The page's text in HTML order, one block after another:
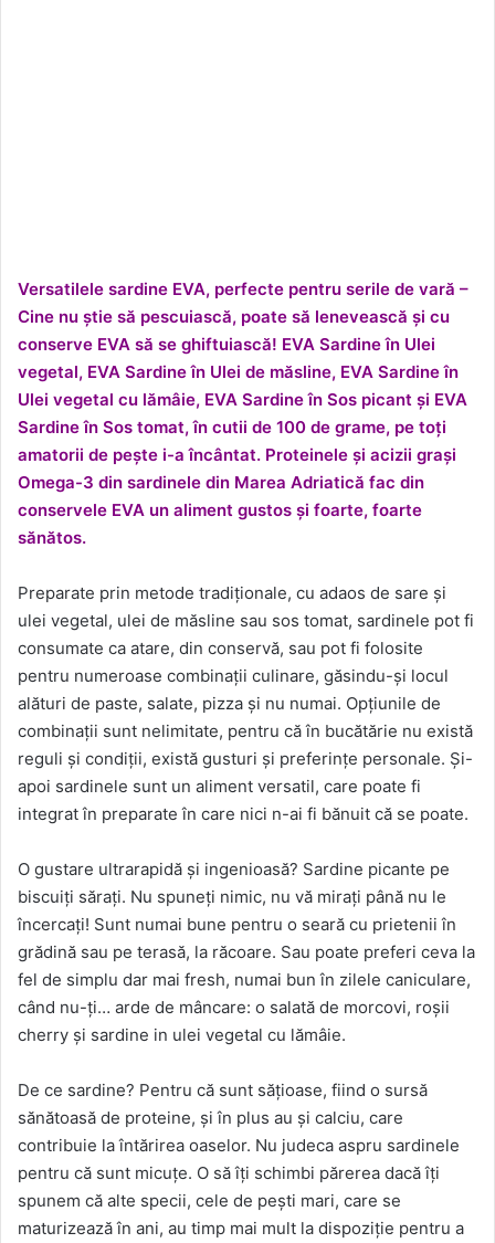
Versatilele sardine EVA, perfecte pentru serile de vară –
Cine nu știe să pescuiască, poate să lenevească și cu
conserve EVA să se ghiftuiască! EVA Sardine în Ulei
vegetal, EVA Sardine în Ulei de măsline, EVA Sardine în
Ulei vegetal cu lămâie, EVA Sardine în Sos picant și EVA
Sardine în Sos tomat, în cutii de 100 de grame, pe toți
amatorii de pește i-a încântat. Proteinele și acizii grași
Omega-3 din sardinele din Marea Adriatică fac din
conservele EVA un aliment gustos și foarte, foarte
sănătos.
Preparate prin metode tradiționale, cu adaos de sare și
ulei vegetal, ulei de măsline sau sos tomat, sardinele pot fi
consumate ca atare, din conservă, sau pot fi folosite
pentru numeroase combinații culinare, găsindu-și locul
alături de paste, salate, pizza și nu numai. Opțiunile de
combinații sunt nelimitate, pentru că în bucătărie nu există
reguli și condiții, există gusturi și preferințe personale. Și-
apoi sardinele sunt un aliment versatil, care poate fi
integrat în preparate în care nici n-ai fi bănuit că se poate.
O gustare ultrarapidă și ingenioasă? Sardine picante pe
biscuiți sărați. Nu spuneți nimic, nu vă mirați până nu le
încercați! Sunt numai bune pentru o seară cu prietenii în
grădină sau pe terasă, la răcoare. Sau poate preferi ceva la
fel de simplu dar mai fresh, numai bun în zilele caniculare,
când nu-ți… arde de mâncare: o salată de morcovi, roșii
cherry și sardine in ulei vegetal cu lămâie.
De ce sardine? Pentru că sunt sățioase, fiind o sursă
sănătoasă de proteine, și în plus au și calciu, care
contribuie la întărirea oaselor. Nu judeca aspru sardinele
pentru că sunt micuțe. O să îți schimbi părerea dacă îți
spunem că alte specii, cele de pești mari, care se
maturizează în ani, au timp mai mult la dispoziție pentru a